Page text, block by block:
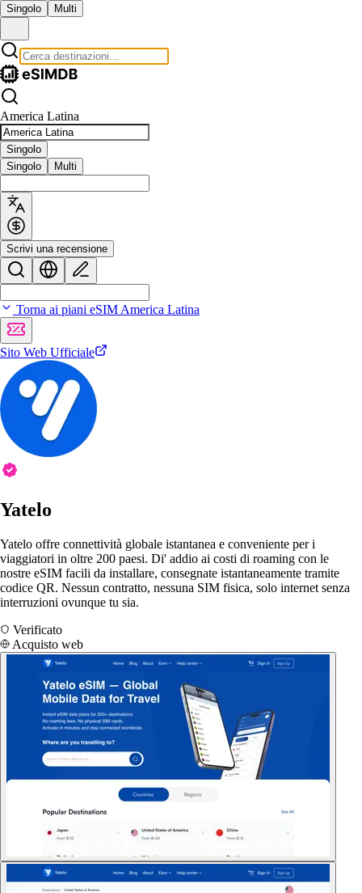
Singolo Multi
America Latina
Singolo
Singolo
Multi
Scrivi una recensione
Torna ai piani eSIM America Latina
Sito Web Ufficiale
Yatelo
Yatelo offre connettività globale istantanea e conveniente per i
viaggiatori in oltre 200 paesi. Di' addio ai costi di roaming con le
nostre eSIM facili da installare, consegnate istantaneamente tramite
codice QR. Nessun contratto, nessuna SIM fisica, solo internet senza
interruzioni ovunque tu sia.
Verificato
Acquisto web